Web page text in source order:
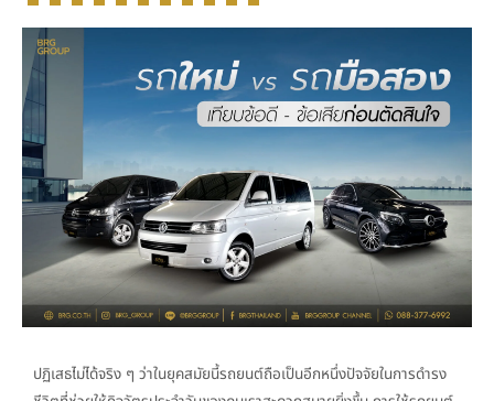
ปฏิเสธไม่ได้จริง ๆ ว่าในยุคสมัยนี้รถยนต์ถือเป็นอีกหนึ่งปัจจัยในการดำรง